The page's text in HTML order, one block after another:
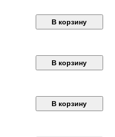
В корзину
В корзину
В корзину